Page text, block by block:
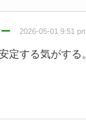
2026-05-01 9:51
定する気がする